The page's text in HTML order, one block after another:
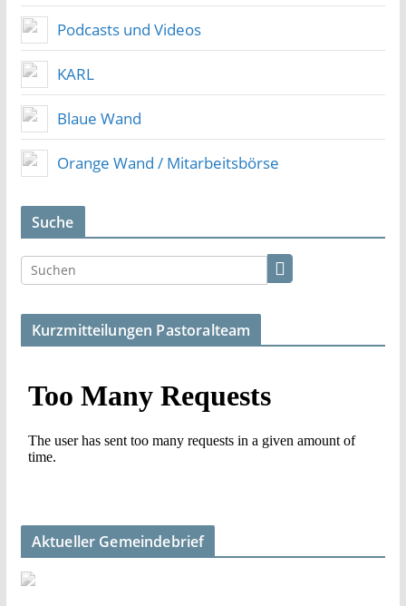
Podcasts und Videos
KARL
Blaue Wand
Orange Wand / Mitarbeitsbörse
Suche
Kurzmitteilungen Pastoralteam
Aktueller Gemeindebrief